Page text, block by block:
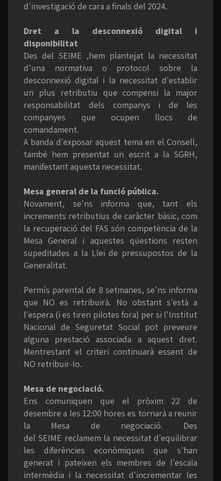
d'investigació de cara a finals del 2024.
Dret a la desconnexió digital i
disponibilitat
Des del SEIME ,hem plantejat la necessitat
d'una normativa o protocol sobre la
desconnexió digital i la necessitat d'establir
un plus retributiu que compensi la major
responsabilitat dels companys i de les
companyes que ocupen llocs de
comandament.
A banda d'exposar aquest tema en el Consell,
també hem presentat un escrit a la SGRH,
manifestant aquesta necessitat.
Mesa general de la funció pública.
Novament, se'ns informa que, tant els
increments retributius de caràcter bàsic, com
la recuperació del FAS són competència de la
Mesa General i aquestes qüestions resten
supeditades a la Llei de pressupostos de la
Generalitat.
Permís parental de 8 setmanes, se'ns informa
que NO es retribuirà. No obstant s'està a
l'espera (i es tiren pilotes fora) per si l'Institut
Nacional de Seguretat Social pot preveure
alguna prestació associada a aquest dret.
Mentrestant el criteri continuarà essent de
NO retribuir-lo.
Mesa de negociació.
Ens comuniquen que el pròxim 22 de
desembre a les 12:00 hores es tornarà a reunir
la Mesa de negociació. Des
del SEIME reclamem la necessitat d'equilibrar
les diferències econòmiques que s'han
generat i pateixen els membres de l'escala
intermèdia i la necessitat d'incrementar les